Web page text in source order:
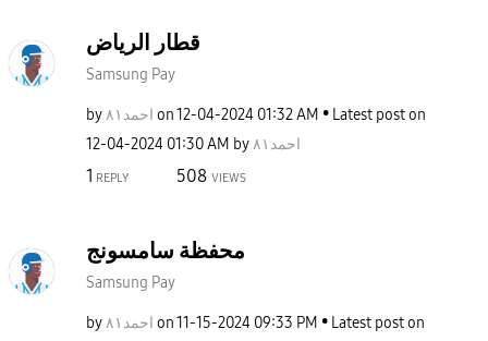
قطار الرياض
Samsung Pay
by احمد٨١ on‎12-04-2024 01:32 AM
Latest post on
‎12-04-2024 01:30 AM by احمد٨١
1 REPLY 508 VIEWS
محفظة سامسونج
Samsung Pay
by احمد٨١ on‎11-15-2024 09:33 PM
Latest post on